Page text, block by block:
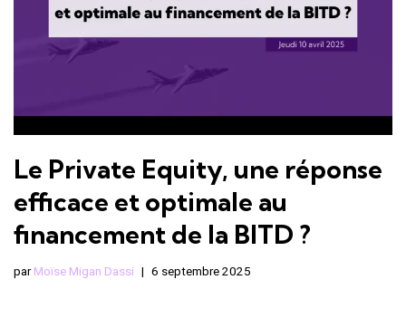
Le Private Equity, une réponse
efficace et optimale au
financement de la BITD ?
parMoïse Migan Dassi 6 septembre 2025